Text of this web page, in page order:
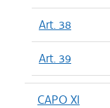
Art. 38
Art. 39
CAPO XI